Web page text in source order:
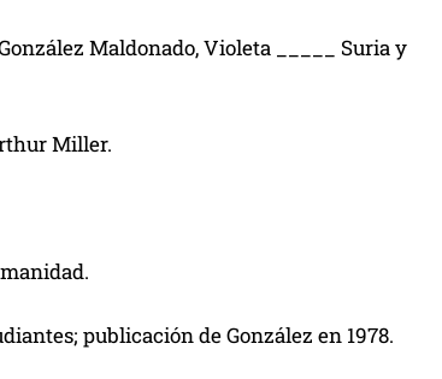
Maldonado, Violeta _____ Suria y
Miller.
publicación de González en 1978.